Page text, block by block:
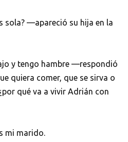
sola? —apareció su hija en la
y tengo hambre —respondió
quiera comer, que se sirva o
qué va a vivir Adrián con
mi marido.